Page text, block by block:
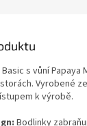
s vůní
Vyrobené
k výrobě.
Bodlinky